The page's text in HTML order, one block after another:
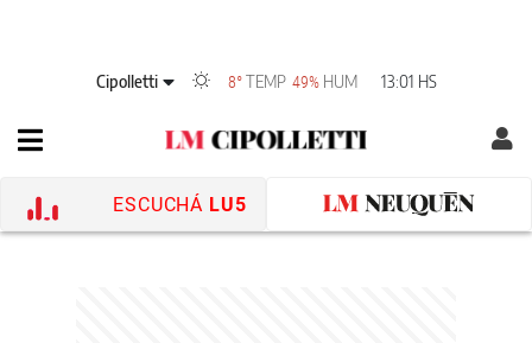
Cipolletti 8° TEMP 49% HUM 13:01 HS
ESCUCHÁ LU5